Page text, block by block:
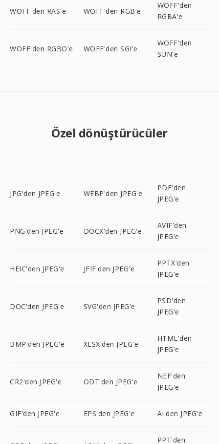
WOFF'den RAS'e WOFF'den RGB'e
WOFF'den
RGBA'e
WOFF'den RGBO'e WOFF'den SGI'e
WOFF'den
SUN'e
Özel dönüştürücüler
JPG'den JPEG'e WEBP'den JPEG'e
PDF'den
JPEG'e
PNG'den JPEG'e DOCX'den JPEG'e
AVIF'den
JPEG'e
HEIC'den JPEG'e JFIF'den JPEG'e
PPTX'den
JPEG'e
DOC'den JPEG'e SVG'den JPEG'e
PSD'den
JPEG'e
BMP'den JPEG'e XLSX'den JPEG'e
HTML'den
JPEG'e
CR2'den JPEG'e ODT'den JPEG'e
NEF'den
JPEG'e
GIF'den JPEG'e EPS'den JPEG'e AI'den JPEG'e
PPT'den